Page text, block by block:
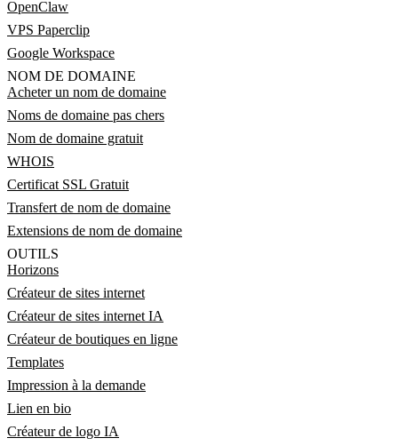
OpenClaw
VPS Paperclip
Google Workspace
NOM DE DOMAINE
Acheter un nom de domaine
Noms de domaine pas chers
Nom de domaine gratuit
WHOIS
Certificat SSL Gratuit
Transfert de nom de domaine
Extensions de nom de domaine
OUTILS
Horizons
Créateur de sites internet
Créateur de sites internet IA
Créateur de boutiques en ligne
Templates
Impression à la demande
Lien en bio
Créateur de logo IA